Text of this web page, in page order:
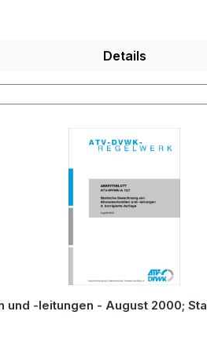
Details
und -leitungen - August 2000;